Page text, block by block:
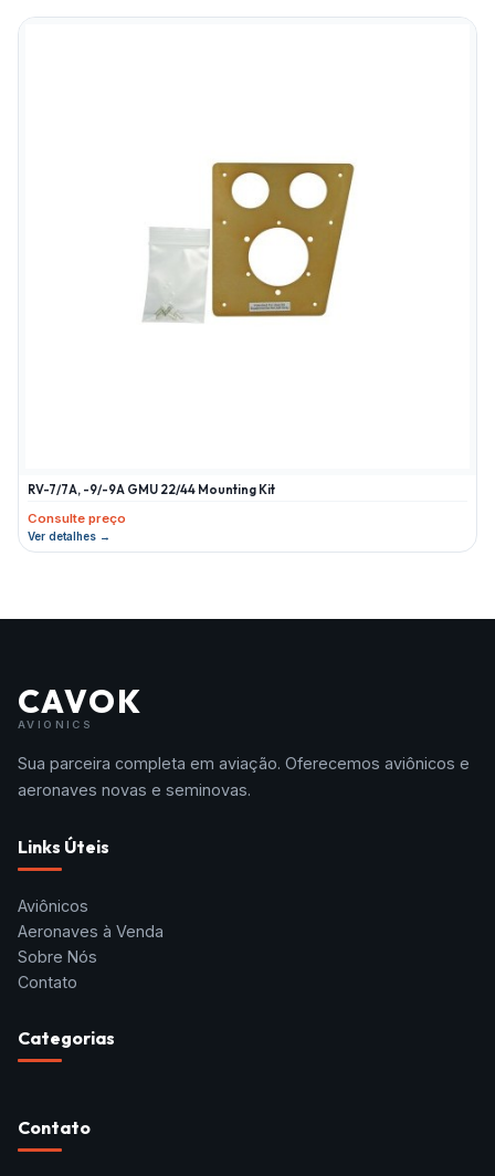
RV-7/7A, -9/-9A GMU 22/44 Mounting Kit
Consulte preço
Ver detalhes →
CAVOK
AVIONICS
Sua parceira completa em aviação. Oferecemos aviônicos e
aeronaves novas e seminovas.
Links Úteis
Aviônicos
Aeronaves à Venda
Sobre Nós
Contato
Categorias
Contato